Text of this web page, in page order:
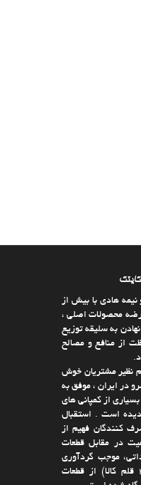
نیمه هادی با بیش از
محصولات اصلی ،
به سلیقه توزیع
از منافع و مصالح
نظیر مشتریان خوش
در ایران ، موفق به
از كمپانی های
است . استقبال
كنندگان فهیم از
در مقابل قطعات
موجب گردآوری
طیف وسیعی (بالغ بر 40000 قلم كالا)‌ از قطعات